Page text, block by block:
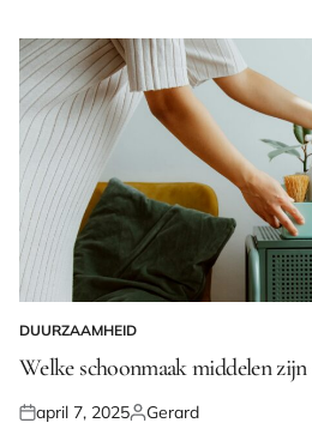
GEPLAATST
IN
DUURZAAMHEID
Welke schoonmaak middelen zijn
Geplaatst
april 7, 2025Geplaatst
Gerard